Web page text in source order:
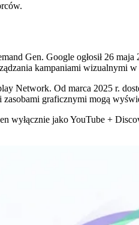
Gen. Google ogłosił 26
kampaniami wizualnymi
Network. Od marca 2025 r.
graficznymi mogą
wyłącznie jako YouTube +